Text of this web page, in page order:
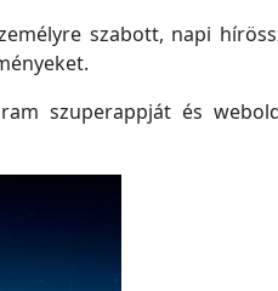
szabott, napi
szuperappját és